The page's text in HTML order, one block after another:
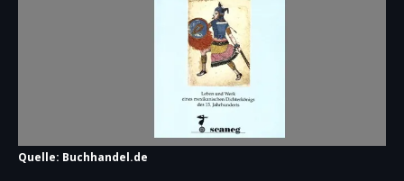
Quelle: Buchhandel.de